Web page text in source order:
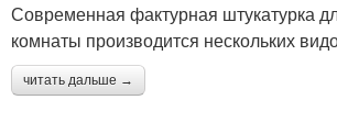
Современная фактурная штукатурка
комнаты производится нескольких
читать дальше →